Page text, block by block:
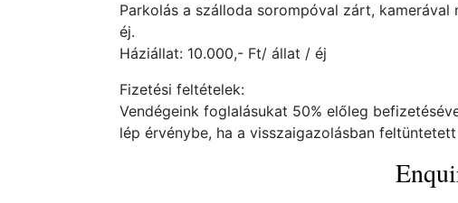
Parkolás a szálloda sorompóval zárt,
éj.
Háziállat: 10.000,- Ft/ állat / éj
Fizetési feltételek:
Vendégeink foglalásukat 50% előleg
lép érvénybe, ha a visszaigazolásban